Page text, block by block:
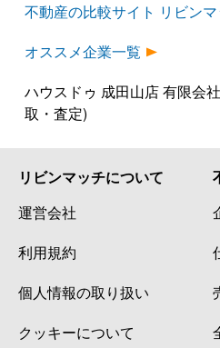
不動産の比較サイト リビン
オススメ企業一覧
ハウスドゥ 成田山店 有限会
取・査定)
リビンマッチについて
運営会社
利用規約
個人情報の取り扱い
クッキーについて